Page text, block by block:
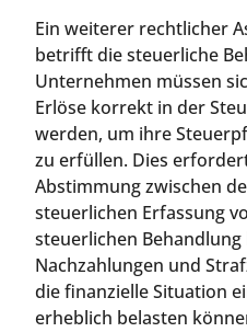
Ein weiterer rechtlicher
betrifft die steuerliche
Unternehmen müssen
Erlöse korrekt in der
werden, um ihre
zu erfüllen. Dies
Abstimmung zwischen
steuerlichen Erfassung
steuerlichen Behandlung
Nachzahlungen und
die finanzielle Situation
erheblich belasten